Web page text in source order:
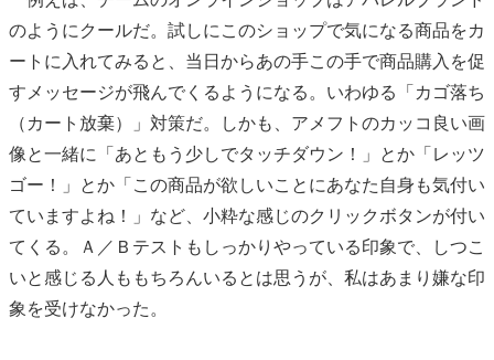
のようにクールだ。試しにこのショップで気になる商品をカ
ートに入れてみると、当日からあの手この手で商品購入を促
すメッセージが飛んでくるようになる。いわゆる「カゴ落ち
（カート放棄）」対策だ。しかも、アメフトのカッコ良い画
像と一緒に「あともう少しでタッチダウン！」とか「レッツ
ゴー！」とか「この商品が欲しいことにあなた自身も気付い
ていますよね！」など、小粋な感じのクリックボタンが付い
てくる。Ａ／Ｂテストもしっかりやっている印象で、しつこ
いと感じる人ももちろんいるとは思うが、私はあまり嫌な印
象を受けなかった。